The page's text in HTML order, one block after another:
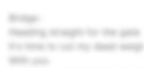
Bridge :
Heading straight for the gate
It's time to cut my dead weigt
With you